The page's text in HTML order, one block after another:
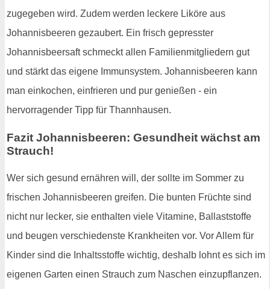
zugegeben wird. Zudem werden leckere Liköre aus
Johannisbeeren gezaubert. Ein frisch gepresster
Johannisbeersaft schmeckt allen Familienmitgliedern gut
und stärkt das eigene Immunsystem. Johannisbeeren kann
man einkochen, einfrieren und pur genießen - ein
hervorragender Tipp für Thannhausen.
Fazit Johannisbeeren: Gesundheit wächst am
Strauch!
Wer sich gesund ernähren will, der sollte im Sommer zu
frischen Johannisbeeren greifen. Die bunten Früchte sind
nicht nur lecker, sie enthalten viele Vitamine, Ballaststoffe
und beugen verschiedenste Krankheiten vor. Vor Allem für
Kinder sind die Inhaltsstoffe wichtig, deshalb lohnt es sich im
eigenen Garten einen Strauch zum Naschen einzupflanzen.